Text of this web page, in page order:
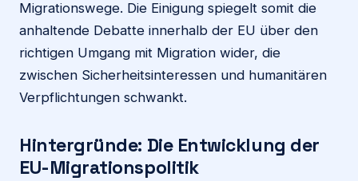
Migrationswege. Die Einigung spiegelt somit die
anhaltende Debatte innerhalb der EU über den
richtigen Umgang mit Migration wider, die
zwischen Sicherheitsinteressen und humanitären
Verpflichtungen schwankt.
Hintergründe: Die Entwicklung der
EU-Migrationspolitik